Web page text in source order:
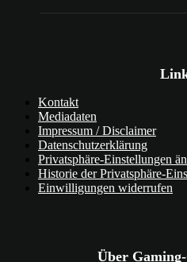
Kontakt
Mediadaten
Impressum / Disclaimer
Datenschutzerklärung
Privatsphäre-Einstellungen
Historie der Privatsphäre-
Einwilligungen widerrufen
Über